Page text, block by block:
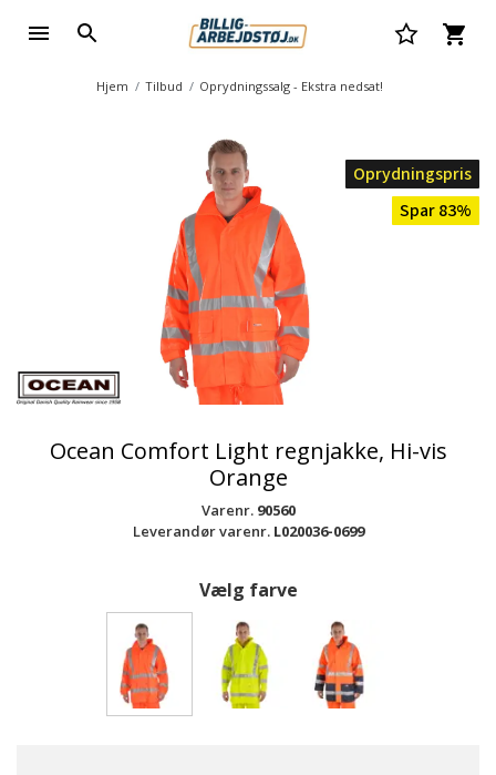
Hjem Tilbud Oprydningssalg - Ekstra nedsat!
Oprydningspris
Spar 83%
Ocean Comfort Light regnjakke, Hi-vis
Orange
Varenr. 90560
Leverandør varenr. L020036-0699
Vælg farve